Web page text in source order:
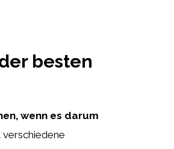
besten
wenn es darum
verschiedene